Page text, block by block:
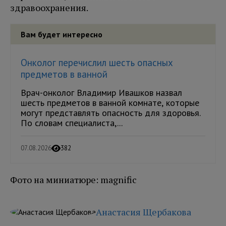
здравоохранения.
Вам будет интересно
Онколог перечислил шесть опасных
предметов в ванной
Врач-онколог Владимир Ивашков назвал
шесть предметов в ванной комнате, которые
могут представлять опасность для здоровья.
По словам специалиста,...
07.08.2026 382
Фото на миниатюре: magnific
Анастасия Щербакова